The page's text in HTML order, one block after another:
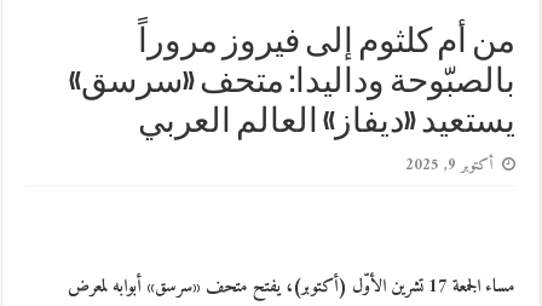
من أم كلثوم إلى فيروز مروراً
بالصبّوحة وداليدا: متحف «سرسق»
يستعيد «ديفاز» العالم العربي
أكتوبر 9, 2025
مساء الجمعة 17 تشرين الأوّل (أكتوبر)، يفتح متحف «سرسق» أبوابه لمعرض